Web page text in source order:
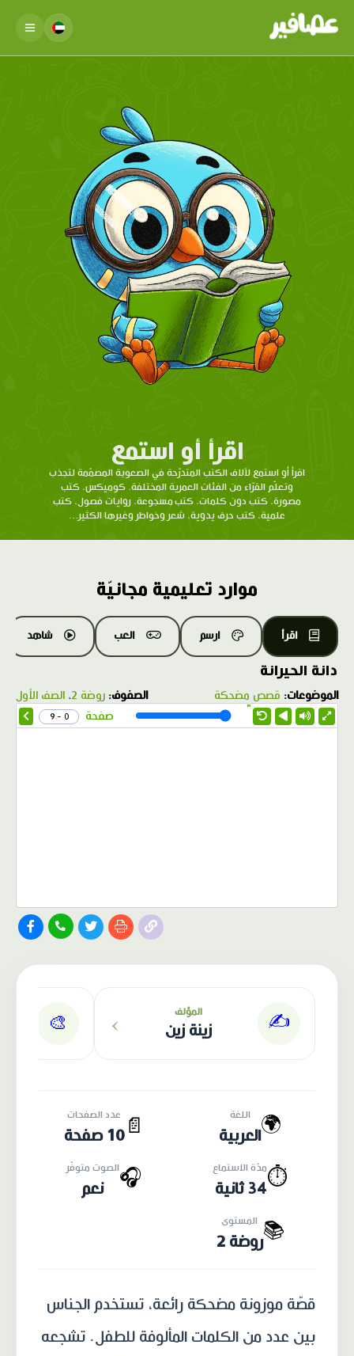
اقرأ أو استمع
اقرأ أو استمع لآلاف الكتب المتدرّحة في الصعوبة المصمّمة لتجذب
وتعلّم القرّاء من الفئات العمرية المختلفة. كوميكس، كتب
مصورة، كتب دون كلمات، كتب مسجوعة، روايات فصول، كتب
علمية، كتب حرف يدوية، شعر وخواطر وغيرها الكثير...
موارد تعليمية مجانيّة
اقرأ ارسم العب شاهد
دانة الحيرانة
الموضوعات: قصص مضحكة الصفوف: روضة 2 ، الصف الأول
1.0X
صفحة 0 - 9
✍️ المؤلف
زينة زين ›
🎨
🌍 اللغة
العربية 📄
عدد الصفحات
10 صفحة
⏱️مدّة الاستماع
34 ثانية
🎧الصوت متوفّر
نعم
📚 المستوى
روضة 2
قصّة موزونة مضحكة رائعة، تستخدم الجناس
بين عدد من الكلمات المألوفة للطفل. تشجعه